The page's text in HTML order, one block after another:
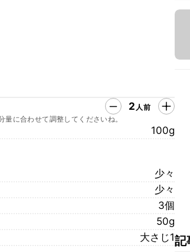
2 人前
に合わせて調整してくださいね。
100g
少々
少々
3個
50g
大さじ1記